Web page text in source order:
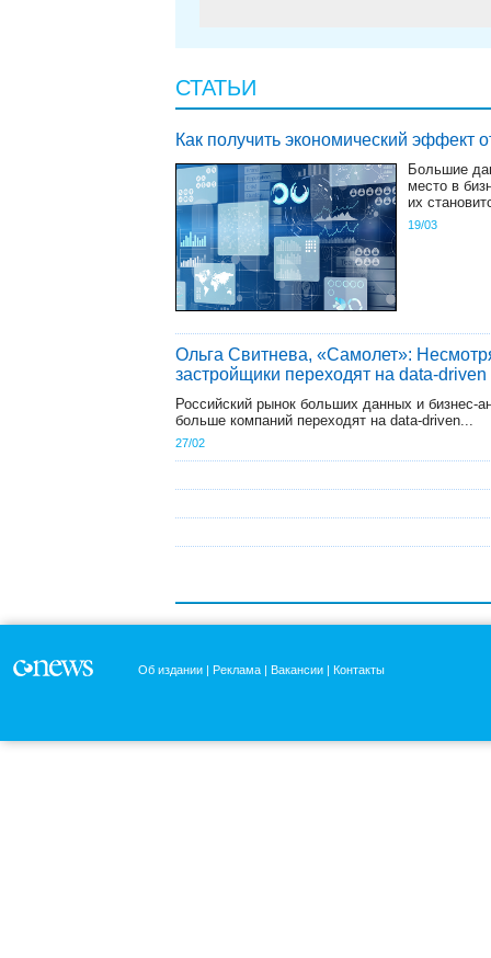
СТАТЬИ
Как получить экономический эффект
Большие
место в
их
19/03
Ольга Свитнева, «Самолет»:
застройщики переходят на data-
Российский рынок больших данных и бизнес-
больше компаний переходят на data-driven...
27/02
Об издании Реклама Вакансии Контакты